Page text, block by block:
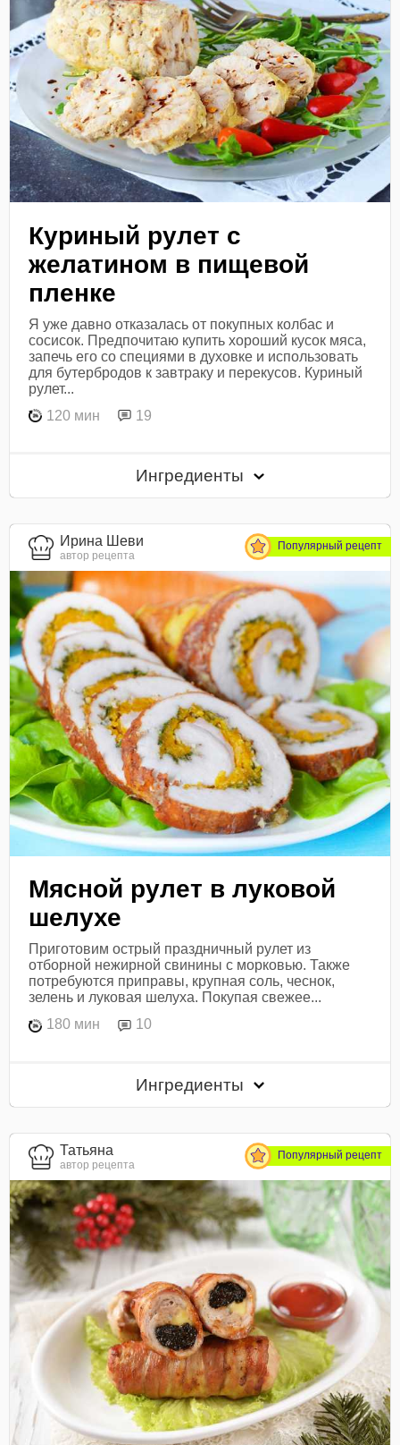
Куриный рулет с
желатином в пищевой
пленке
Я уже давно отказалась от покупных колбас и
сосисок. Предпочитаю купить хороший кусок мяса,
запечь его со специями в духовке и использовать
для бутербродов к завтраку и перекусов. Куриный
рулет...
120 мин
19
Ингредиенты
Ирина Шеви
автор рецепта
Популярный рецепт
Мясной рулет в луковой
шелухе
Приготовим острый праздничный рулет из
отборной нежирной свинины с морковью. Также
потребуются приправы, крупная соль, чеснок,
зелень и луковая шелуха. Покупая свежее...
180 мин
10
Ингредиенты
Татьяна
автор рецепта
Популярный рецепт